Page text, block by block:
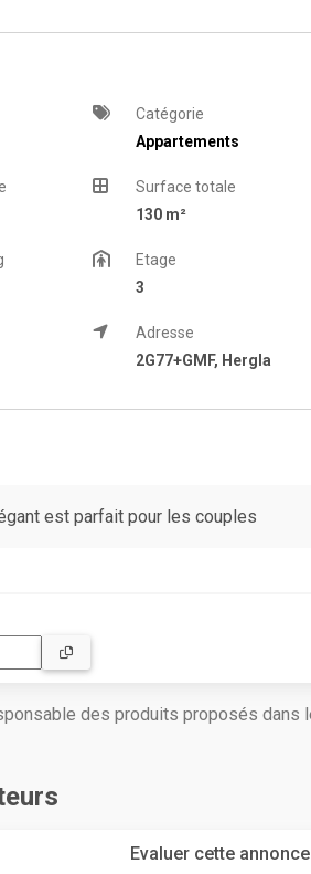
Catégorie
Appartements
Surface totale
130 m²
Etage
3
Adresse
2G77+GMF, Hergla
est parfait pour les couples
des produits proposés dans
Evaluer cette annonce